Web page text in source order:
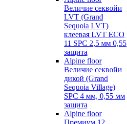
Величие секвойи
LVT (Grand
Sequoia LVT)
клеевая LVT ECO
11 SPC 2,5 мм 0,55
защита
Alpine floor
Величие секвойи
дикой (Grand
Sequoia Village)
SPC 4 мм, 0,55 мм
защита
Alpine floor
Премиум 12